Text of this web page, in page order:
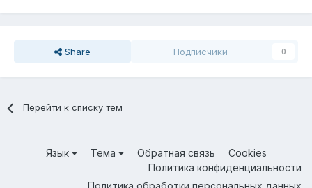
Share Подписчики 0
Перейти к списку тем
Язык Тема Обратная связь
Cookies
Политика конфиденциальности